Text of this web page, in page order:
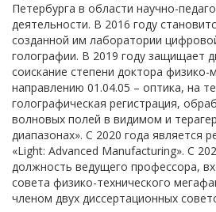
Петербурга в области научно-
деятельности. В 2016 году
созданной им лаборатории
голографии. В 2019 году защищает
соискание степени доктора физико-
направлению 01.04.05 – оптика, на
голографическая регистрация,
волновых полей в видимом и
диапазонах». С 2020 года является
«Light: Advanced Manufacturing». С
должность ведущего профессора,
совета физико-технического
членом двух диссертационных